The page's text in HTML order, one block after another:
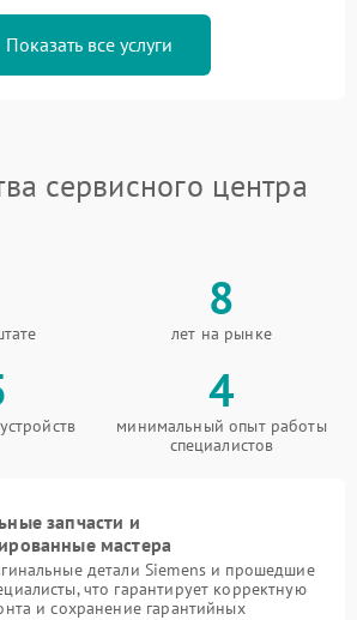
Показать все услуги
сервисного центра
8
лет на рынке
4
минимальный опыт работы
специалистов
запчасти и
мастера
детали Siemens и прошедшие
что гарантирует корректную
и сохранение гарантийных